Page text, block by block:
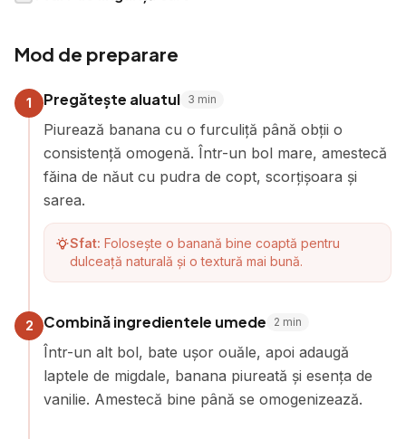
Mod de preparare
1 Pregătește aluatul 3 min
Piurează banana cu o furculiță până obții o
consistență omogenă. Într-un bol mare, amestecă
făina de năut cu pudra de copt, scorțișoara și
sarea.
Sfat: Folosește o banană bine coaptă pentru
dulceață naturală și o textură mai bună.
2 Combină ingredientele umede 2 min
Într-un alt bol, bate ușor ouăle, apoi adaugă
laptele de migdale, banana piureată și esența de
vanilie. Amestecă bine până se omogenizează.